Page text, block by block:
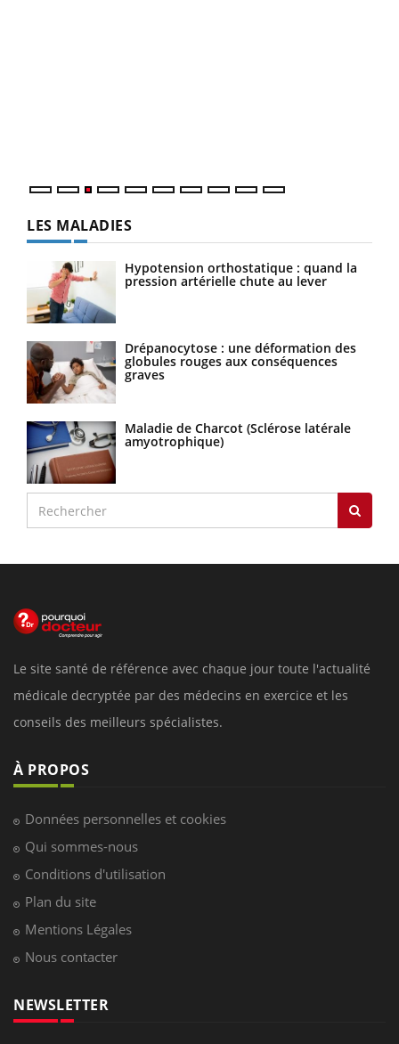
LES MALADIES
Hypotension orthostatique : quand la
pression artérielle chute au lever
Drépanocytose : une déformation des
globules rouges aux conséquences
graves
Maladie de Charcot (Sclérose latérale
amyotrophique)
Le site santé de référence avec chaque jour toute l'actualité
médicale decryptée par des médecins en exercice et les
conseils des meilleurs spécialistes.
À PROPOS
Données personnelles et cookies
Qui sommes-nous
Conditions d'utilisation
Plan du site
Mentions Légales
Nous contacter
NEWSLETTER